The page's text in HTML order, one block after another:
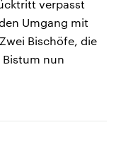
verpasst
Umgang mit
Bischöfe, die
nun